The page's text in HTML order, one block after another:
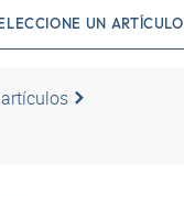
UN ARTÍCULO